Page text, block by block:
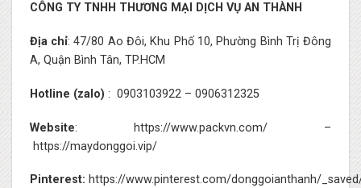
CÔNG TY TNHH THƯƠNG MẠI DỊCH VỤ AN THÀNH
Địa chỉ: 47/80 Ao Đôi, Khu Phố 10, Phường Bình Trị Đông
A, Quận Bình Tân, TP.HCM
Hotline (zalo) : 0903103922– 0906312325
Website: https://www.packvn.com/ –
https://maydonggoi.vip/
Pinterest: https://www.pinterest.com/donggoianthanh/